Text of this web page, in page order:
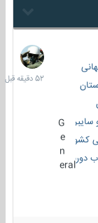
eral
52
دقیقه
قبل